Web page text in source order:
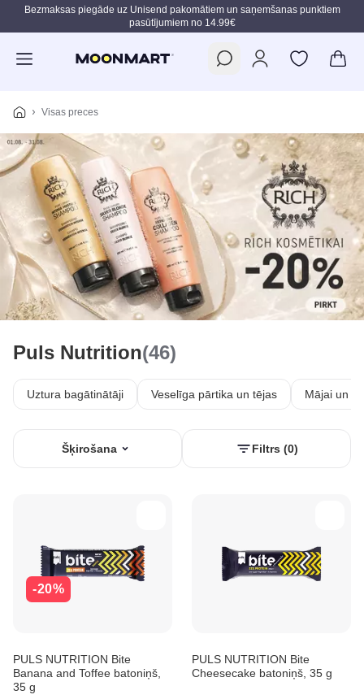
Pāriet uz galveno saturu
Bezmaksas piegāde uz Unisend pakomātiem un saņemšanas punktiem
pasūtījumiem no 14.99€
Visas preces
Puls Nutrition(46)
Uztura bagātinātāji Veselīga pārtika un tējas Mājai un
Šķirošana Filtrs (0)
-20%
PULS NUTRITION Bite
Banana and Toffee batoniņš,
35 g
PULS NUTRITION Bite
Cheesecake batoniņš, 35 g